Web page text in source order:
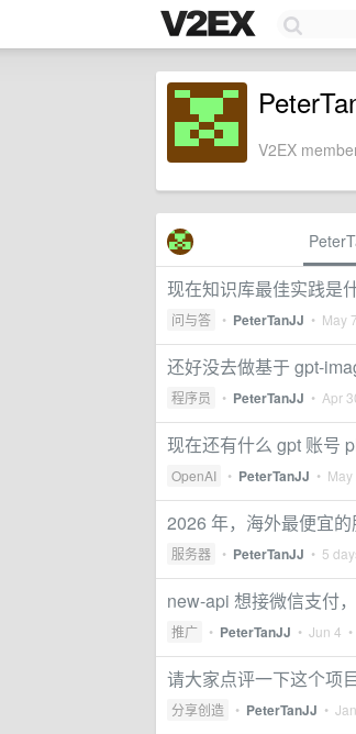
V2EX
现在知识库最佳实践是
问与答 • PeterTanJJ • May 7
还好没去做基于 gpt-
程序员 • PeterTanJJ • Apr
现在还有什么 gpt 账号
OpenAI • PeterTanJJ • May
2026 年，海外最便宜的
服务器 • PeterTanJJ • 5
new-api 想接微信支付
推广 • PeterTanJJ • Jun 4
请大家点评一下这个项
分享创造 • PeterTanJJ •